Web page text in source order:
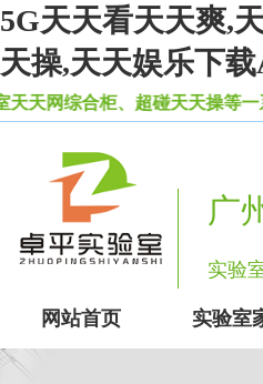
5G天天看天天爽,
天操,天天娱乐下
、超碰天天操等一系列实验
广
实验
网站首页 实验室